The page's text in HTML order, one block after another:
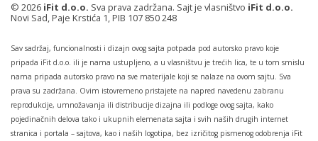
© 2026 iFit d.o.o. Sva prava zadržana. Sajt je vlasništvo iFit d.o.o.
Novi Sad, Paje Krstića 1, PIB 107 850 248
Sav sadržaj, funcionalnosti i dizajn ovog sajta potpada pod autorsko pravo koje
pripada iFit d.o.o. ili je nama ustupljeno, a u vlasništvu je trećih lica, te u tom smislu
nama pripada autorsko pravo na sve materijale koji se nalaze na ovom sajtu. Sva
prava su zadržana. Ovim istovremeno pristajete na napred navedenu zabranu
reprodukcije, umnožavanja ili distribucije dizajna ili podloge ovog sajta, kako
pojedinačnih delova tako i ukupnih elemenata sajta i svih naših drugih internet
stranica i portala – sajtova, kao i naših logotipa, bez izričitog pismenog odobrenja iFit